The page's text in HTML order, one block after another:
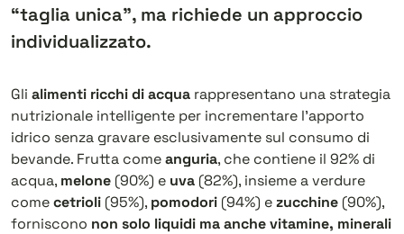
“taglia unica”, ma richiede un approccio
individualizzato.
Gli alimenti ricchi di acqua rappresentano una strategia
nutrizionale intelligente per incrementare l’apporto
idrico senza gravare esclusivamente sul consumo di
bevande. Frutta comeanguria, che contiene il 92% di
acqua, melone (90%) e uva (82%), insieme a verdure
comecetrioli (95%), pomodori (94%) ezucchine (90%),
forniscono non solo liquidi ma anche vitamine, minerali